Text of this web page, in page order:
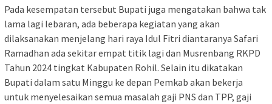
Pada kesempatan tersebut Bupati juga mengatakan bahwa tak
lama lagi lebaran, ada beberapa kegiatan yang akan
dilaksanakan menjelang hari raya Idul Fitri diantaranya Safari
Ramadhan ada sekitar empat titik lagi dan Musrenbang RKPD
Tahun 2024 tingkat Kabupaten Rohil. Selain itu dikatakan
Bupati dalam satu Minggu ke depan Pemkab akan bekerja
untuk menyelesaikan semua masalah gaji PNS dan TPP, gaji